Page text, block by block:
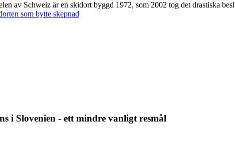
av Schweiz är en skidort byggd 1972, som 2002 tog det drastiska
som bytte skepnad
i Slovenien - ett mindre vanligt resmål